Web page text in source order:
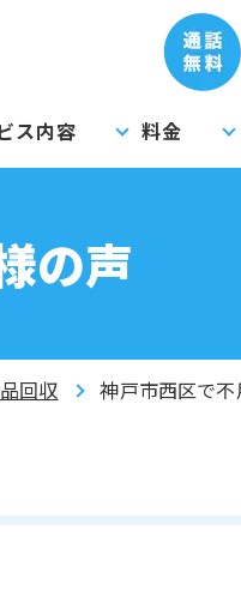
ス内容 料金
の声
回収 神戸市西区で不